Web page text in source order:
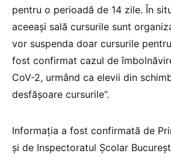
pentru o perioadă de 14 zile. În
aceeaşi sală cursurile sunt
vor suspenda doar cursurile
fost confirmat cazul de
CoV-2, urmând ca elevii din
desfăşoare cursurile”.
Informația a fost confirmată de
și de Inspectoratul Școlar